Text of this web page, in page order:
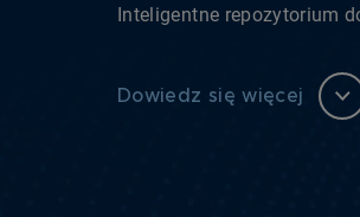
Inteligentne repozytorium
Dowiedz się więcej